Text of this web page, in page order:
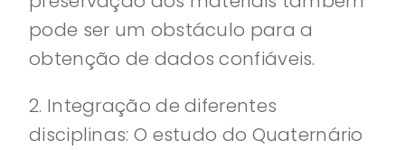
pode ser um obstáculo para a
obtenção de dados confiáveis.
2. Integração de diferentes
disciplinas: O estudo do Quaternário